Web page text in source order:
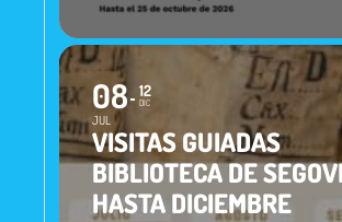
08
JUL
12
DIC
VISITAS GUIADAS
BIBLIOTECA DE
HASTA DICIEMBRE